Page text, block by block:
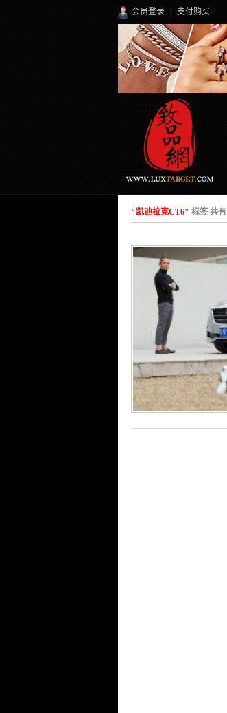
会员登录 支付购买
"凯迪拉克CT6" 标签 共有